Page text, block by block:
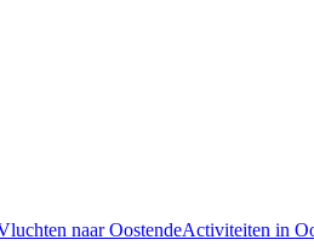
naar OostendeActiviteiten in